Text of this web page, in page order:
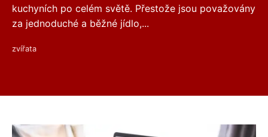
kuchyních po celém světě. Přestože jsou považovány
za jednoduché a běžné jídlo,...
zvířata